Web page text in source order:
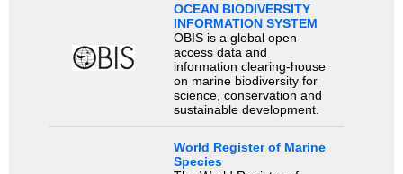
OCEAN BIODIVERSITY
INFORMATION SYSTEM
OBIS is a global open-
access data and
information clearing-house
on marine biodiversity for
science, conservation and
sustainable development.
World Register of Marine
Species